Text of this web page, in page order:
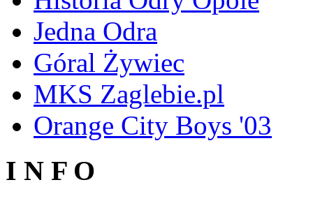
Jedna Odra
Góral Żywiec
MKS Zaglebie.pl
Orange City Boys '03
I N F O